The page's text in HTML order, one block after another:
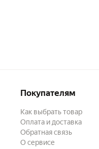
Покупателям
Как выбрать товар
Оплата и доставка
Обратная связь
О сервисе